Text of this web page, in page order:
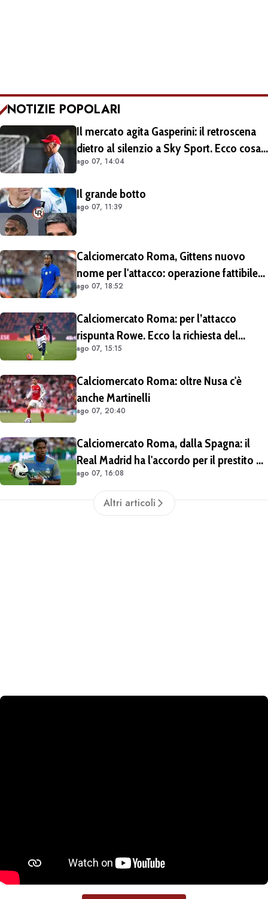
NOTIZIE POPOLARI
Il mercato agita Gasperini: il retroscena
dietro al silenzio a Sky Sport. Ecco cosa
è emerso dal meeting con la proprietà
ago 07, 14:04
Il grande botto
ago 07, 11:39
Calciomercato Roma, Gittens nuovo
nome per l'attacco: operazione fattibile
solo in prestito
ago 07, 18:52
Calciomercato Roma: per l’attacco
rispunta Rowe. Ecco la richiesta del
Bologna
ago 07, 15:15
Calciomercato Roma: oltre Nusa c'è
anche Martinelli
ago 07, 20:40
Calciomercato Roma, dalla Spagna: il
Real Madrid ha l'accordo per il prestito di
Endrick in Premier League
ago 07, 16:08
Altri articoli